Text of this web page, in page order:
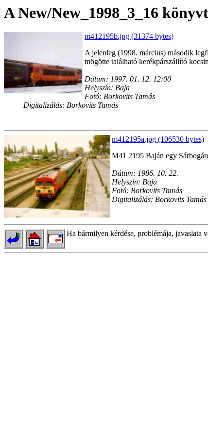
A New/New_1998_3_16
m412195b.jpg (31374 bytes)
A jelenleg (1998. március) második
mögötte található kerékpárszállító
Dátum: 1997. 01. 12. 12:00
Helyszín: Baja
Fotó: Borkovits Tamás
Digitalizálás: Borkovits Tamás
m412195a.jpg (106530 bytes)
M41 2195 Baján egy
Dátum: 1986. 10. 22.
Helyszín: Baja
Fotó: Borkovits Tamás
Digitalizálás: Borkovits Tamás
Ha bármilyen kérdése, problémája, javaslata